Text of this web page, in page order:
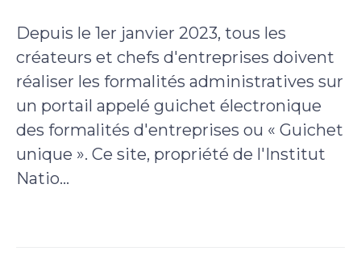
Depuis le 1er janvier 2023, tous les
créateurs et chefs d'entreprises doivent
réaliser les formalités administratives sur
un portail appelé guichet électronique
des formalités d'entreprises ou « Guichet
unique ». Ce site, propriété de l'Institut
Natio...